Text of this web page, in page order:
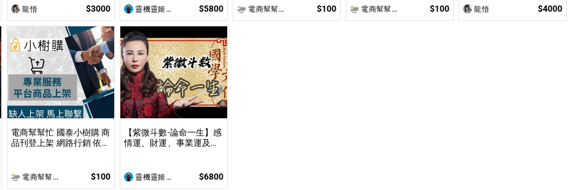
風」加上「黑白網點」的
方式繪製小說、漫畫黑白
扉頁或內頁插圖！
龍悟 $3000 靈機靈姬傳統文化學院 $5800 電商幫幫忙(電商平台代營運/電商上架/運營策略/網路行銷) $100 電商幫幫忙(電商平台代營運/電商上架/運營策略/網路行銷) $100
畫法」繪製小說、漫畫封
面或彩色內頁插圖！
龍悟 $4000
電商幫幫忙 國泰小樹購 商
品刊登上架 網路行銷 依照
電商幫幫忙(電商平台代營運/電商上架/運營策略/網路行銷) $100
【紫微斗數-論命一生】感
情運、財運、事業運及未
開啟屬於您的完美人生，
並找出您最佳十年大限﹑
靈機靈姬傳統文化學院 $6800